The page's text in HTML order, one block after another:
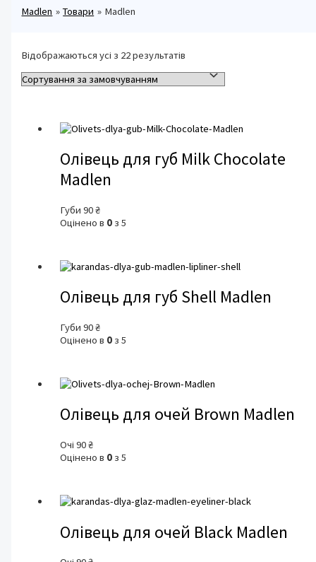
Madlen Товари Madlen
Відображаються усі з 22 результатів
Олівець для губ Milk Chocolate
Madlen
Губи90₴
Оцінено в 0 з 5
Олівець для губ Shell Madlen
Губи90₴
Оцінено в 0 з 5
Олівець для очей Brown Madlen
Очі90₴
Оцінено в 0 з 5
Олівець для очей Black Madlen